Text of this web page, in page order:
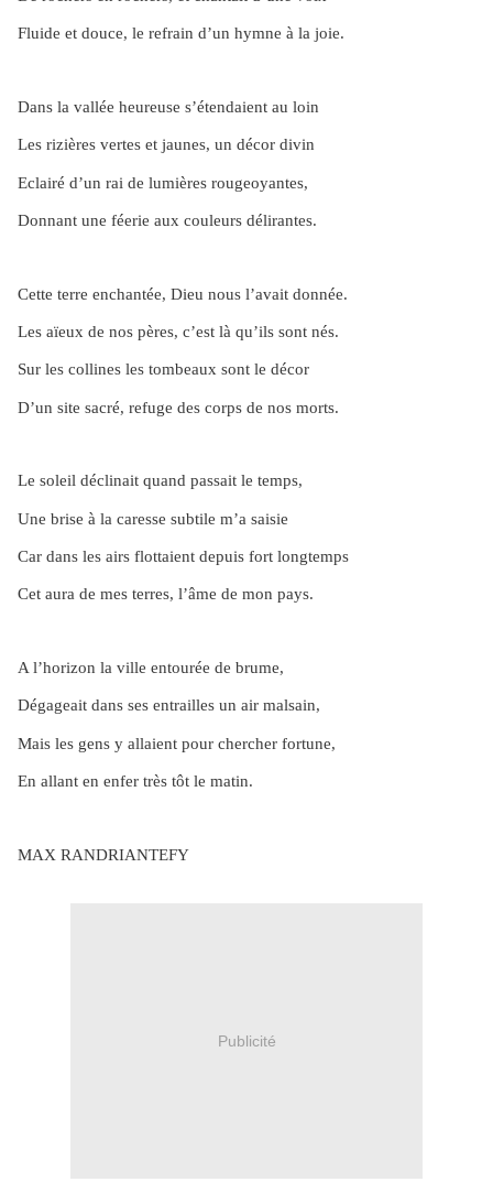
Fluide et douce, le refrain d’un hymne à la joie.
Dans la vallée heureuse s’étendaient au loin
Les rizières vertes et jaunes, un décor divin
Eclairé d’un rai de lumières rougeoyantes,
Donnant une féerie aux couleurs délirantes.
Cette terre enchantée, Dieu nous l’avait donnée.
Les aïeux de nos pères, c’est là qu’ils sont nés.
Sur les collines les tombeaux sont le décor
D’un site sacré, refuge des corps de nos morts.
Le soleil déclinait quand passait le temps,
Une brise à la caresse subtile m’a saisie
Car dans les airs flottaient depuis fort longtemps
Cet aura de mes terres, l’âme de mon pays.
A l’horizon la ville entourée de brume,
Dégageait dans ses entrailles un air malsain,
Mais les gens y allaient pour chercher fortune,
En allant en enfer très tôt le matin.
MAX RANDRIANTEFY
Publicité